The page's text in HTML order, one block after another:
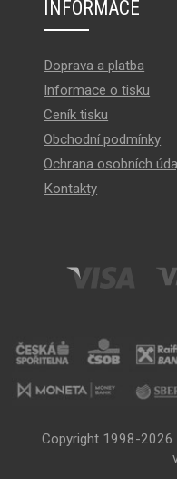
INFORMACE
Doprava a platba
Informace o tisku
Ceník tisku
Obchodní podmínky
Ochrana osobních
Kontakty
Copyright 1998-2026